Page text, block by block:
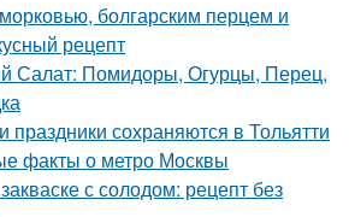
болгарским перцем и
рецепт
Салат: Помидоры, Огурцы, Перец,
праздники сохраняются в Тольятти
факты о метро Москвы
с солодом: рецепт без